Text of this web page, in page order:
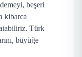
beşeri
kibarca
Türk
büyüğe